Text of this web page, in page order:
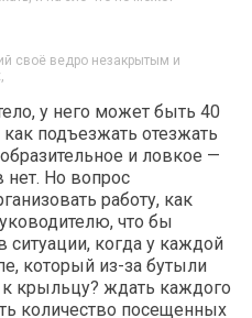
своё ведро незакрытым и
у него может быть 40
подъезжать отезжать
и ловкое —
нет. Но вопрос
работу, как
что бы
ситуации, когда у каждой
который из-за бутыли
крыльцу? ждать каждого
количество посещенных